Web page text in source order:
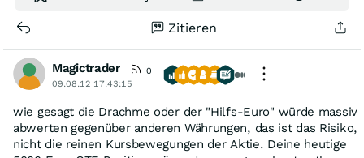
Zitieren
Magictrader
0
09.08.12 17:43:15
wie gesagt die Drachme oder der "Hilfs-Euro" würde massiv
abwerten gegenüber anderen Währungen, das ist das Risiko,
nicht die reinen Kursbewegungen der Aktie. Deine heutige